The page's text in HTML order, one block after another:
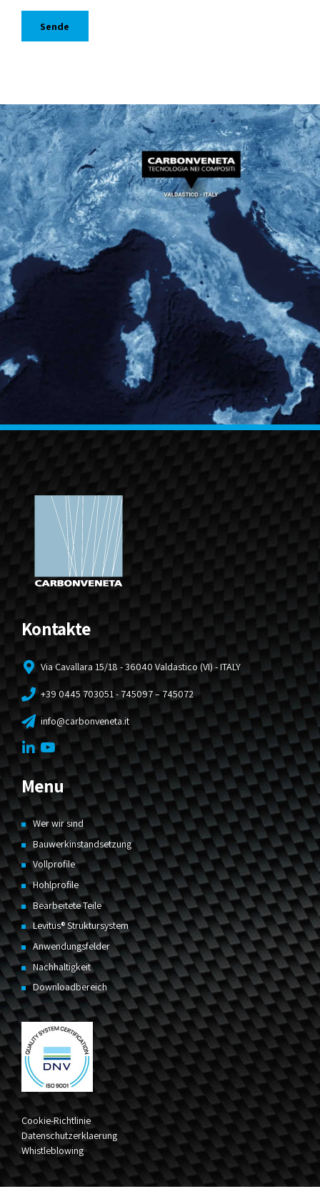
Kontakte
Via Cavallara 15/18 - 36040 Valdastico (VI) - ITALY
+39 0445 703051 - 745097 – 745072
info@carbonveneta.it
Menu
Wer wir sind
Bauwerkinstandsetzung
Vollprofile
Hohlprofile
Bearbeitete Teile
Levitus® Struktursystem
Anwendungsfelder
Nachhaltigkeit
Downloadbereich
Cookie-Richtlinie
Datenschutzerklaerung
Whistleblowing